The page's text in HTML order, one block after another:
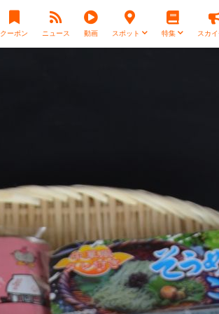
クーポン ニュース 動画 スポット 特集 スカ